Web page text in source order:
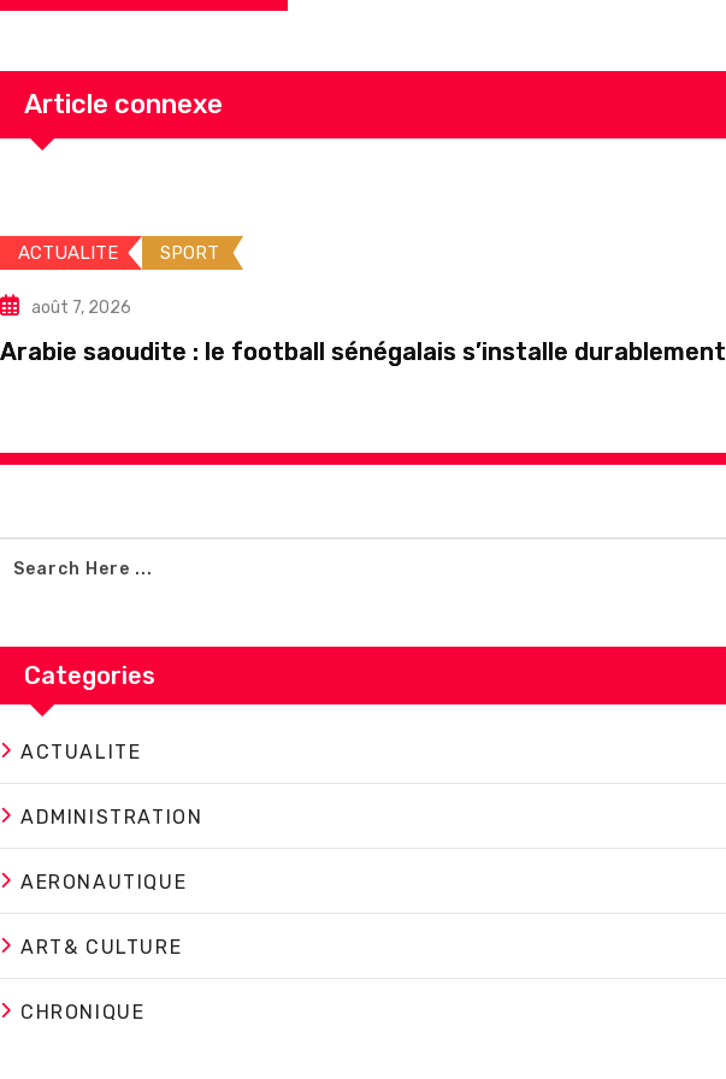
Article connexe
ACTUALITE SPORT
août 7, 2026
Arabie saoudite : le football sénégalais s’installe durablement
Categories
ACTUALITE
ADMINISTRATION
AERONAUTIQUE
ART& CULTURE
CHRONIQUE